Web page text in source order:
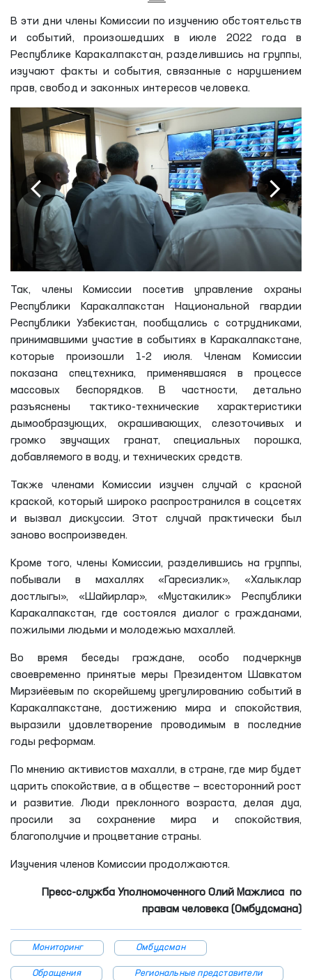
В эти дни члены Комиссии по изучению обстоятельств
и событий, произошедших в июле 2022 года в
Республике Каракалпакстан, разделившись на группы,
изучают факты и события, связанные с нарушением
прав, свобод и законных интересов человека.
Так, члены Комиссии посетив управление охраны
Республики Каракалпакстан Национальной гвардии
Республики Узбекистан, пообщались с сотрудниками,
принимавшими участие в событиях в Каракалпакстане,
которые произошли 1-2 июля. Членам Комиссии
показана спецтехника, применявшаяся в процессе
массовых беспорядков. В частности, детально
разъяснены тактико-технические характеристики
дымообразующих, окрашивающих, слезоточивых и
громко звучащих гранат, специальных порошка,
добавляемого в воду, и технических средств.
Также членами Комиссии изучен случай с красной
краской, который широко распространился в соцсетях
и вызвал дискуссии. Этот случай практически был
заново воспроизведен.
Кроме того, члены Комиссии, разделившись на группы,
побывали в махаллях «Гаресизлик», «Халыклар
достлыгы», «Шайирлар», «Мустакилик» Республики
Каракалпакстан, где состоялся диалог с гражданами,
пожилыми людьми и молодежью махаллей.
Во время беседы граждане, особо подчеркнув
своевременно принятые меры Президентом Шавкатом
Мирзиёевым по скорейшему урегулированию событий в
Каракалпакстане, достижению мира и спокойствия,
выразили удовлетворение проводимым в последние
годы реформам.
По мнению активистов махалли, в стране, где мир будет
царить спокойствие, а в обществе — всесторонний рост
и развитие. Люди преклонного возраста, делая дуа,
просили за сохранение мира и спокойствия,
благополучие и процветание страны.
Изучения членов Комиссии продолжаются.
Пресс-служба Уполномоченного Олий Мажлиса по
правам человека (Омбудсмана)
Мониторинг Омбудсман
Обращения Региональные представители